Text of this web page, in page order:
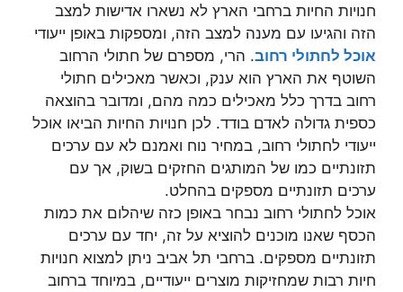
חנויות החיות ברחבי הארץ לא נשארו אדישות למצב
הזה והגיעו עם מענה למצב הזה, ומספקות באופן ייעודי
אוכל לחתולי רחוב. הרי, מספרם של חתולי הרחוב
השוטף את הארץ הוא ענק, וכאשר מאכילים חתולי
רחוב בדרך כלל מאכילים כמה מהם, ומדובר בהוצאה
כספית גדולה לאדם בודד. לכן חנויות החיות הביאו אוכל
ייעודי לחתולי רחוב, במחיר נוח ואמנם לא עם ערכים
תזונתיים כמו של המותגים החזקים בשוק, אך עם
ערכים תזונתיים מספקים בהחלט.
אוכל לחתולי רחוב נבחר באופן כזה שיהלום את כמות
הכסף שאנו מוכנים להוציא על זה, יחד עם ערכים
תזונתיים מספקים. ברחבי תל אביב ניתן למצוא חנויות
חיות רבות שמחזיקות מוצרים ייעודיים, במיוחד ברחוב